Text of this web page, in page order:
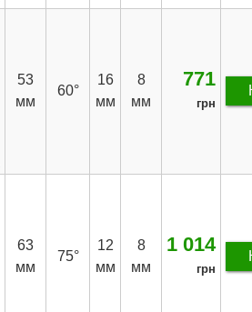
53
мм
60°
16
мм
8
мм
771
грн
63
мм
75°
12
мм
8
мм
1 014
грн